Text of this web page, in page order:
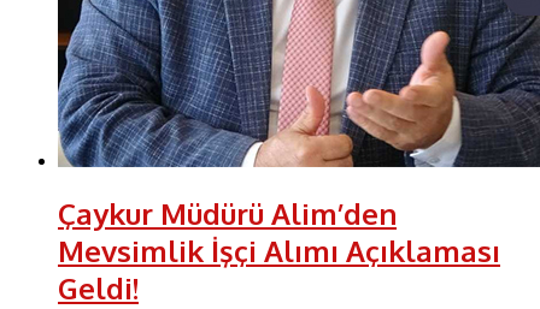
Çaykur Müdürü Alim’den
Mevsimlik İşçi Alımı Açıklaması
Geldi!